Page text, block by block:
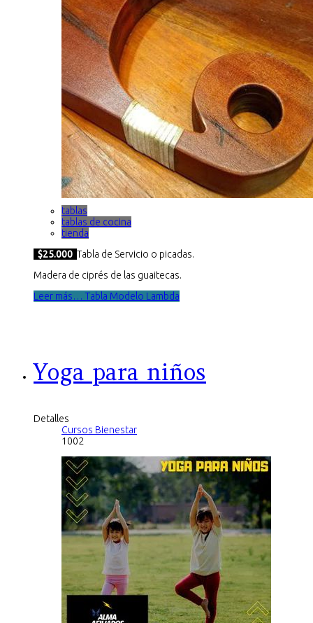
tablas
tablas de cocina
tienda
$25.000 Tabla de Servicio o picadas.
Madera de ciprés de las guaitecas.
Leer más… Tabla Modelo Lambda
Yoga para niños
Detalles
Cursos Bienestar
1002